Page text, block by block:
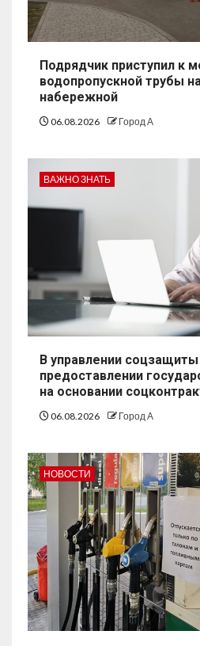
Подрядчик приступил к
водопропускной трубы
набережной
06.08.2026 Город А
ВАЖНО ЗНАТЬ
В управлении соцзащиты
предоставлении
на основании
06.08.2026 Город А
НОВОСТИ